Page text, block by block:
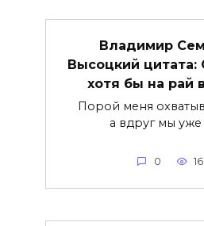
Владимир
Высоцкий цитата:
хотя бы на рай
Порой меня
а вдруг мы
0 16